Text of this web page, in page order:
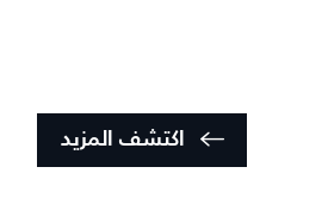
اكتشف المزيد